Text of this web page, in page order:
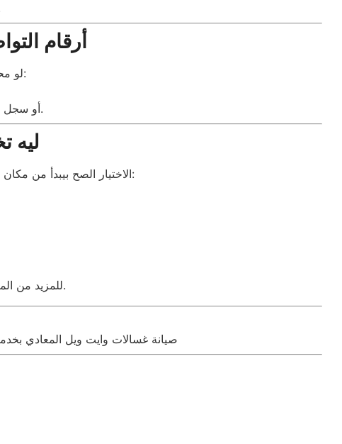
أرقام
لو محتاج صيانة سريعة وآمنة، تقدر تتواصل معانا من خلال الأرقام التالية:
أو سجلعلى الموقع، وهنتابع معاك فورًا.
ليه
الاختيار الصح بيبدأ من مكان معتمد بيعرف يتعامل مع جهازك بكفاءة. في مركز صيانة غسالات وايت ويل المعادي، بنقدم:
للمزيد مناللي بيقدّم مقالات مفيدة وخبرات عملية للمستهلكين.
صيانة غسالات وايت ويل المعادي